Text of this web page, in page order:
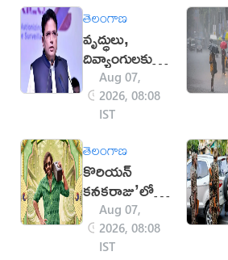
తెలంగాణ
వృద్ధులు,
దివ్యాంగులకు
ఇంటి వద్దకే
పౌరసేవలు:
మంత్రి శ్రీధర్
బాబు
Aug 07,
2026, 08:08
IST
తెలంగాణ
కొరియన్
కనకరాజు’లో
సీనియర్ ఎన్టీఆర్
డైలాగ్‌పై
వివాదం!
Aug 07,
2026, 08:08
IST